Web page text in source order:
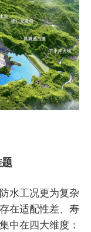
水工况更为复杂
在适配性差、寿
中在四大维度：